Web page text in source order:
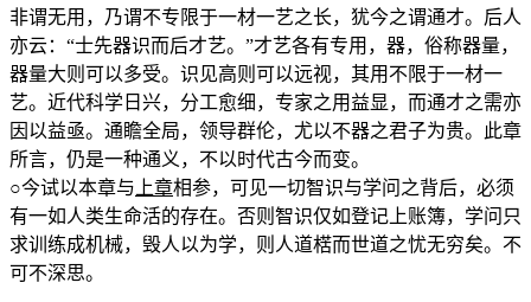
非谓无用，乃谓不专限于一材一艺之长，犹今之谓通才。后人
亦云：“士先器识而后才艺。”才艺各有专用，器，俗称器量，
器量大则可以多受。识见高则可以远视，其用不限于一材一
艺。近代科学日兴，分工愈细，专家之用益显，而通才之需亦
因以益亟。通瞻全局，领导群伦，尤以不器之君子为贵。此章
所言，仍是一种通义，不以时代古今而变。
○今试以本章与 上章相参，可见一切智识与学问之背后，必须
有一如人类生命活的存在。否则智识仅如登记上账簿，学问只
求训练成机械，毁人以为学，则人道楛而世道之忧无穷矣。不
可不深思。